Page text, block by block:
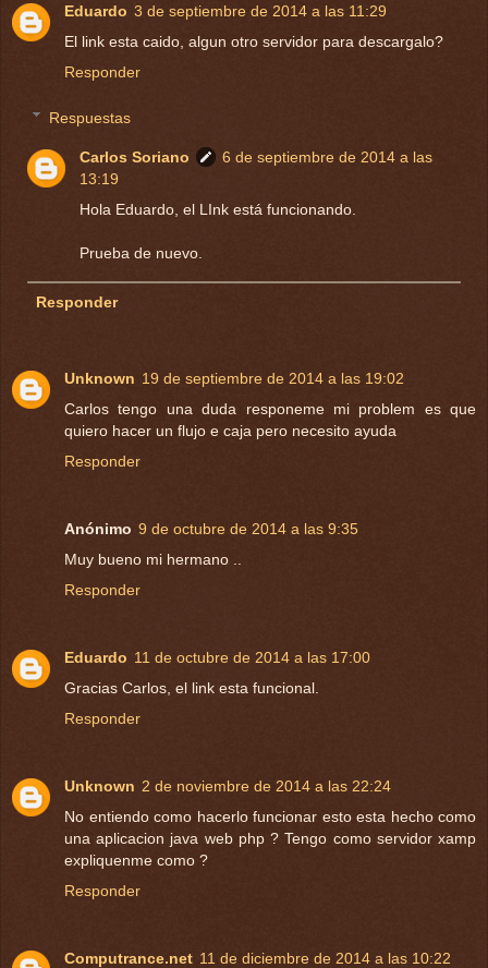
Eduardo 3 de septiembre de 2014 a las 11:29
El link esta caido, algun otro servidor para descargalo?
Responder
Respuestas
Carlos Soriano
6 de septiembre de 2014 a las
13:19
Hola Eduardo, el LInk está funcionando.
Prueba de nuevo.
Responder
Unknown 19 de septiembre de 2014 a las 19:02
Carlos tengo una duda responeme mi problem es que
quiero hacer un flujo e caja pero necesito ayuda
Responder
Anónimo 9 de octubre de 2014 a las 9:35
Muy bueno mi hermano ..
Responder
Eduardo 11 de octubre de 2014 a las 17:00
Gracias Carlos, el link esta funcional.
Responder
Unknown 2 de noviembre de 2014 a las 22:24
No entiendo como hacerlo funcionar esto esta hecho como
una aplicacion java web php ? Tengo como servidor xamp
expliquenme como ?
Responder
Computrance.net 11 de diciembre de 2014 a las 10:22